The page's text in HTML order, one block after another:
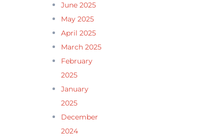
June 2025
May 2025
April 2025
March 2025
February
2025
January
2025
December
2024